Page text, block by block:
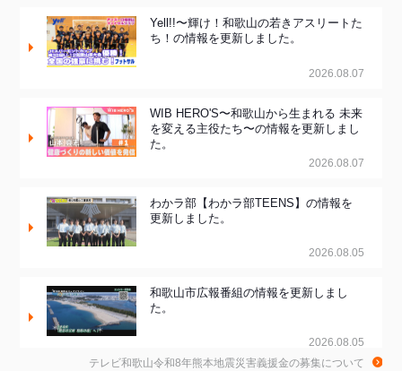
Yell!!〜輝け！和歌山の若きアスリートた
ち！の情報を更新しました。
2026.08.07
WIB HERO'S〜和歌山から生まれる 未来
を変える主役たち〜の情報を更新しまし
た。
2026.08.07
わかラ部【わかラ部TEENS】の情報を
更新しました。
2026.08.05
和歌山市広報番組の情報を更新しまし
た。
2026.08.05
テレビ和歌山令和8年熊本地震災害義援金の募集について